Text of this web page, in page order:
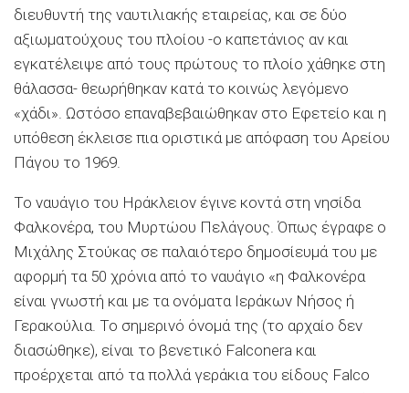
διευθυντή της ναυτιλιακής εταιρείας, και σε δύο
αξιωματούχους του πλοίου -ο καπετάνιος αν και
εγκατέλειψε από τους πρώτους το πλοίο χάθηκε στη
θάλασσα- θεωρήθηκαν κατά το κοινώς λεγόμενο
«χάδι». Ωστόσο επαναβεβαιώθηκαν στο Εφετείο και η
υπόθεση έκλεισε πια οριστικά με απόφαση του Αρείου
Πάγου το 1969.
Το ναυάγιο του Ηράκλειον έγινε κοντά στη νησίδα
Φαλκονέρα, του Μυρτώου Πελάγους. Όπως έγραφε ο
Μιχάλης Στούκας σε παλαιότερο δημοσίευμά του με
αφορμή τα 50 χρόνια από το ναυάγιο «η Φαλκονέρα
είναι γνωστή και με τα ονόματα Ιεράκων Νήσος ή
Γερακούλια. Το σημερινό όνομά της (το αρχαίο δεν
διασώθηκε), είναι το βενετικό Falconera και
προέρχεται από τα πολλά γεράκια του είδους Falco